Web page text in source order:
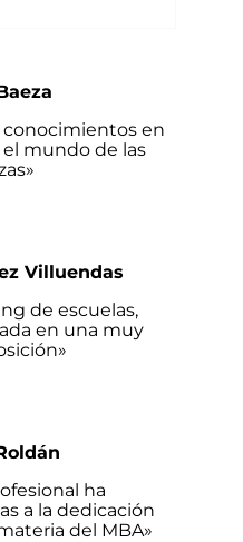
conocimientos en
mundo de las
Villuendas
de escuelas,
en una muy
ha
a la dedicación
del MBA»